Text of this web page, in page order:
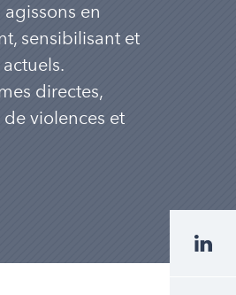
en
sensibilisant et
directes,
violences et